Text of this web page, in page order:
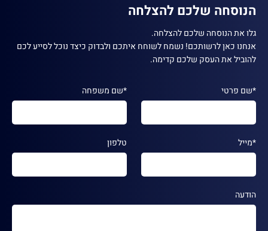
הנוסחה שלכם להצלחה
גלו את הנוסחה שלכם להצלחה.
אנחנו כאן לרשותכם! נשמח לשוחח איתכם ולבדוק כיצד נוכל לסייע לכם
להוביל את העסק שלכם קדימה.
*שם פרטי
*מייל
*שם משפחה
טלפון
הודעה